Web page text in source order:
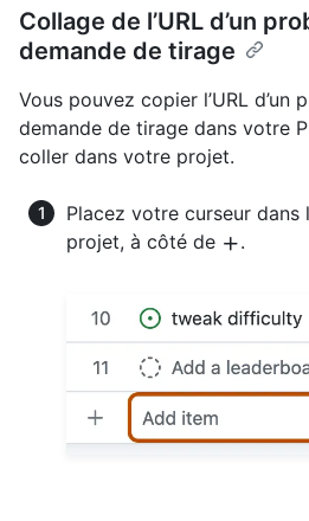
Collage de l’URL d’un
demande de tirage
Vous pouvez copier l’URL d’un
demande de tirage dans votre
coller dans votre projet.
Placez votre curseur dans
projet, à côté de
.